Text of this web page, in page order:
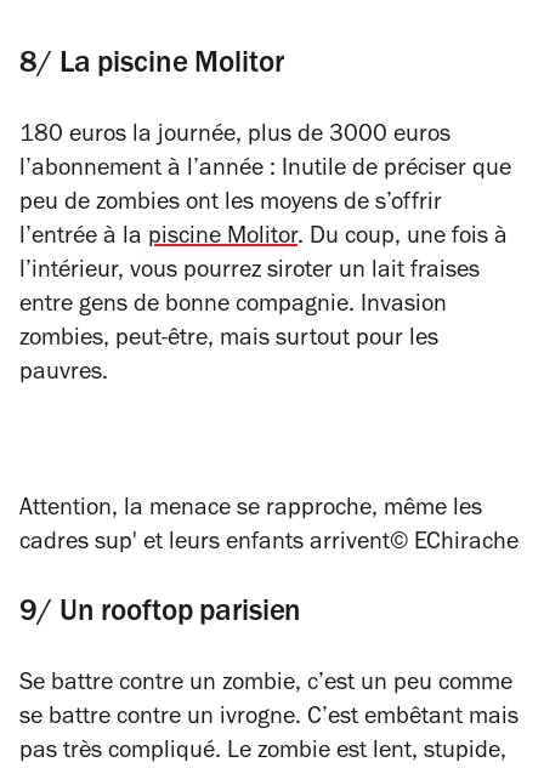
8/ La piscine Molitor
180 euros la journée, plus de 3000 euros
l’abonnement à l’année : Inutile de préciser que
peu de zombies ont les moyens de s’offrir
l’entrée à la piscine Molitor. Du coup, une fois à
l’intérieur, vous pourrez siroter un lait fraises
entre gens de bonne compagnie. Invasion
zombies, peut-être, mais surtout pour les
pauvres.
Attention, la menace se rapproche, même les
cadres sup' et leurs enfants arrivent© EChirache
9/ Un rooftop parisien
Se battre contre un zombie, c’est un peu comme
se battre contre un ivrogne. C’est embêtant mais
pas très compliqué. Le zombie est lent, stupide,